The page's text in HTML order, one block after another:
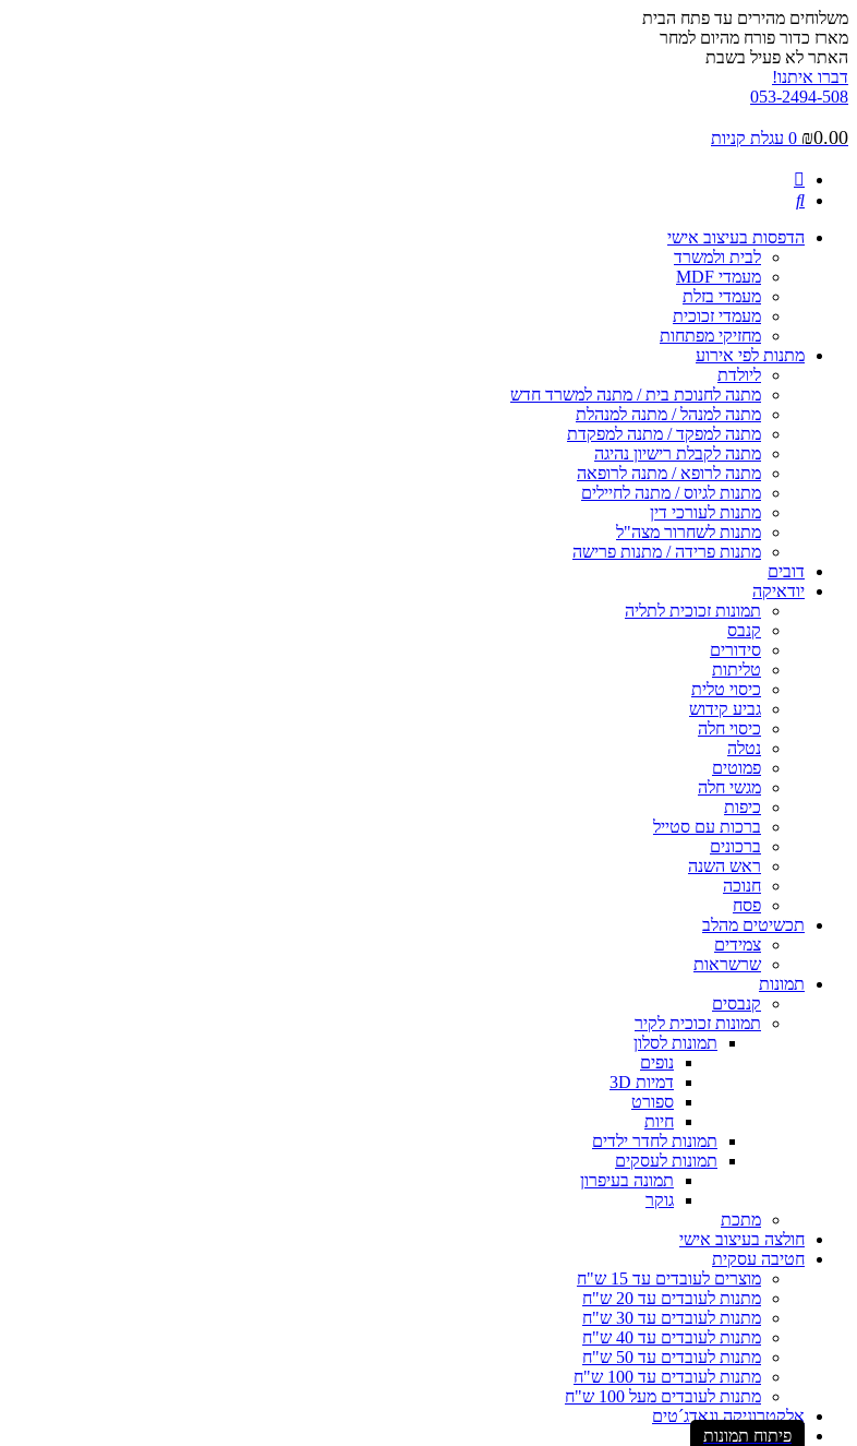
דלג
לתוכן
משלוחים מהירים עד פתח הבית
מארז כדור פורח מהיום למחר
האתר לא פעיל בשבת
דברו איתנו!
053-2494-508
₪0.00
0 עגלת קניות
הדפסות בעיצוב אישי
לבית ולמשרד
מעמדי MDF
מעמדי בזלת
מעמדי זכוכית
מחזיקי מפתחות
מתנות לפי אירוע
ליולדת
מתנה לחנוכת בית / מתנה למשרד חדש
מתנה למנהל / מתנה למנהלת
מתנה למפקד / מתנה למפקדת
מתנה לקבלת רישיון נהיגה
מתנה לרופא / מתנה לרופאה
מתנות לגיוס / מתנה לחיילים
מתנות לעורכי דין
מתנות לשחרור מצה"ל
מתנות פרידה / מתנות פרישה
דובים
יודאיקה
תמונות זכוכית לתליה
קנבס
סידורים
טליתות
כיסוי טלית
גביע קידוש
כיסוי חלה
נטלה
פמוטים
מגשי חלה
כיפות
ברכות עם סטייל
ברכונים
ראש השנה
חנוכה
פסח
תכשיטים מהלב
צמידים
שרשראות
תמונות
קנבסים
תמונות זכוכית לקיר
תמונות לסלון
נופים
דמיות 3D
ספורט
חיות
תמונות לחדר ילדים
תמונות לעסקים
תמונה בעיפרון
גוקר
מתכת
חולצה בעיצוב אישי
חטיבה עסקית
מוצרים לעובדים עד 15 ש"ח
מתנות לעובדים עד 20 ש"ח
מתנות לעובדים עד 30 ש"ח
מתנות לעובדים עד 40 ש"ח
מתנות לעובדים עד 50 ש"ח
מתנות לעובדים עד 100 ש"ח
מתנות לעובדים מעל 100 ש"ח
אלקטרוניקה וגאדג´טים
פיתוח תמונות